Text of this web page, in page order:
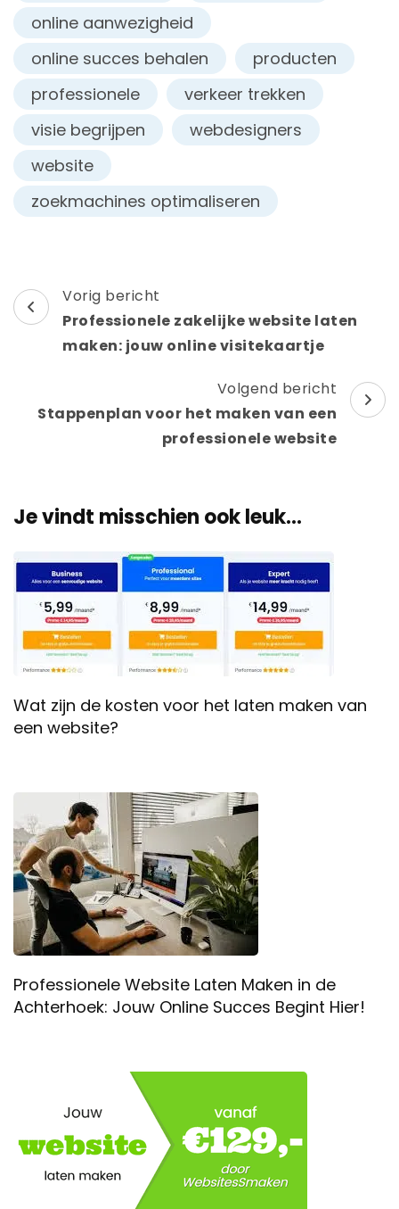
online aanwezigheid
online succes behalen
producten
professionele
verkeer trekken
visie begrijpen
webdesigners
website
zoekmachines optimaliseren
Berichtnavigatie
Vorig bericht
Professionele zakelijke website laten
maken: jouw online visitekaartje
Volgend bericht
Stappenplan voor het maken van een
professionele website
Je vindt misschien ook leuk...
Wat zijn de kosten voor het laten maken van
een website?
Professionele Website Laten Maken in de
Achterhoek: Jouw Online Succes Begint Hier!